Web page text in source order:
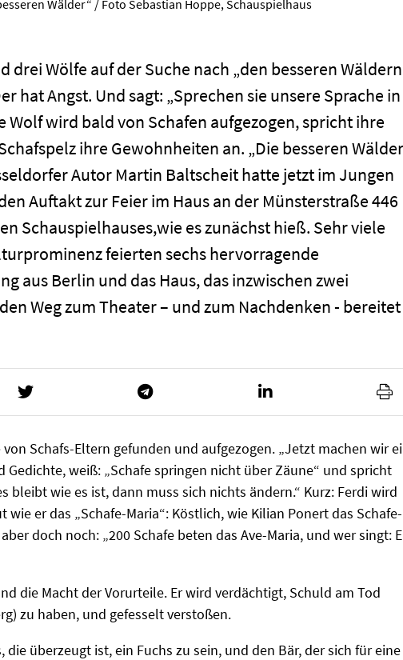
Wälder“ / Foto Sebastian Hoppe, Schauspielhaus
Wölfe auf der Suche nach „den besseren
hat Angst. Und sagt: „Sprechen sie unsere Sprache in
Wolf wird bald von Schafen aufgezogen, spricht ihre
ihre Gewohnheiten an. „Die besseren
Autor Martin Baltscheit hatte jetzt im Jungen
Auftakt zur Feier im Haus an der Münsterstraße 446
Schauspielhauses,wie es zunächst hieß. Sehr viele
feierten sechs hervorragende
aus Berlin und das Haus, das inzwischen zwei
Weg zum Theater – und zum Nachdenken - bereitet
Schafs-Eltern gefunden und aufgezogen. „Jetzt machen wir
Gedichte, weiß: „Schafe springen nicht über Zäune“ und spricht
bleibt wie es ist, dann muss sich nichts ändern.“ Kurz: Ferdi wird
wie er das „Schafe-Maria“: Köstlich, wie Kilian Ponert das Schafe-
doch noch: „200 Schafe beten das Ave-Maria, und wer singt:
die Macht der Vorurteile. Er wird verdächtigt, Schuld am Tod
zu haben, und gefesselt verstoßen.
überzeugt ist, ein Fuchs zu sein, und den Bär, der sich für eine